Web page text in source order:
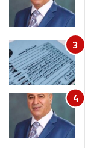
ا
ل
ف
ا
ت
ي
ك
ا
ن